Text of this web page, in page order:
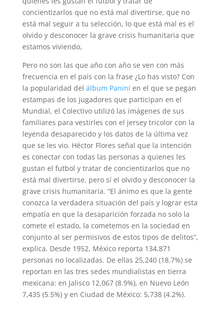
concientizarlos que no está mal divertirse, que no
está mal seguir a tu selección, lo que está mal es el
olvido y desconocer la grave crisis humanitaria que
estamos viviendo,
Pero no son las que año con año se ven con más
frecuencia en el país con la frase ¿Lo has visto? Con
la popularidad del álbum Panini en el que se pegan
estampas de los jugadores que participan en el
Mundial, el Colectivo utilizó las imágenes de sus
familiares para vestirles con el jersey tricolor con la
leyenda desaparecido y los datos de la última vez
que se les vio. Héctor Flores señal que la intención
es conectar con todas las personas a quienes les
gustan el futbol y tratar de concientizarlos que no
está mal divertirse, pero sí el olvido y desconocer la
grave crisis humanitaria. “El ánimo es que la gente
conozca la verdadera situación del país y lograr esta
empatía en que la desaparición forzada no solo la
comete el estado, la cometemos en la sociedad en
conjunto al ser permisivos de estos tipos de delitos”,
explica. Desde 1952, México reporta 134,871
personas no localizadas. De ellas 25,240 (18.7%) se
reportan en las tres sedes mundialistas en tierra
mexicana: en Jalisco 12,067 (8.9%), en Nuevo León
7,435 (5.5%) y en Ciudad de México: 5,738 (4.2%).